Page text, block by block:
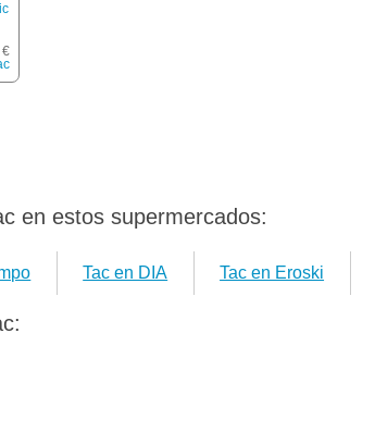
€
en estos supermercados:
Tac en DIA Tac en Eroski